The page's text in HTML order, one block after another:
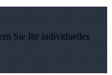
Sie Ihr individuelles